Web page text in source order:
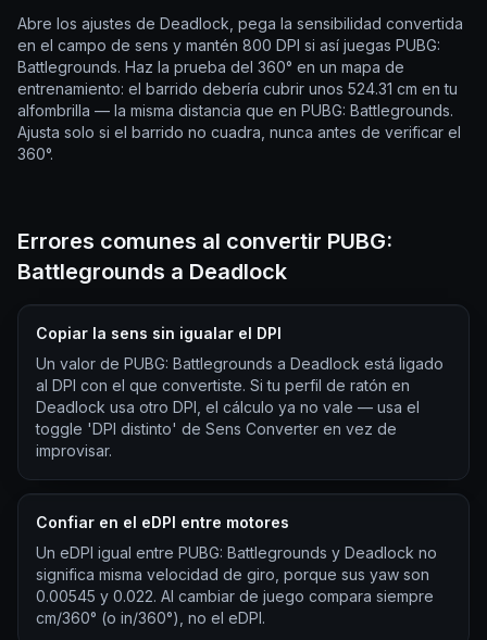
Abre los ajustes de Deadlock, pega la sensibilidad convertida
en el campo de sens y mantén 800 DPI si así juegas PUBG:
Battlegrounds. Haz la prueba del 360° en un mapa de
entrenamiento: el barrido debería cubrir unos 524.31 cm en tu
alfombrilla — la misma distancia que en PUBG: Battlegrounds.
Ajusta solo si el barrido no cuadra, nunca antes de verificar el
360°.
Errores comunes al convertir PUBG:
Battlegrounds a Deadlock
Copiar la sens sin igualar el DPI
Un valor de PUBG: Battlegrounds a Deadlock está ligado
al DPI con el que convertiste. Si tu perfil de ratón en
Deadlock usa otro DPI, el cálculo ya no vale — usa el
toggle 'DPI distinto' de Sens Converter en vez de
improvisar.
Confiar en el eDPI entre motores
Un eDPI igual entre PUBG: Battlegrounds y Deadlock no
significa misma velocidad de giro, porque sus yaw son
0.00545 y 0.022. Al cambiar de juego compara siempre
cm/360° (o in/360°), no el eDPI.